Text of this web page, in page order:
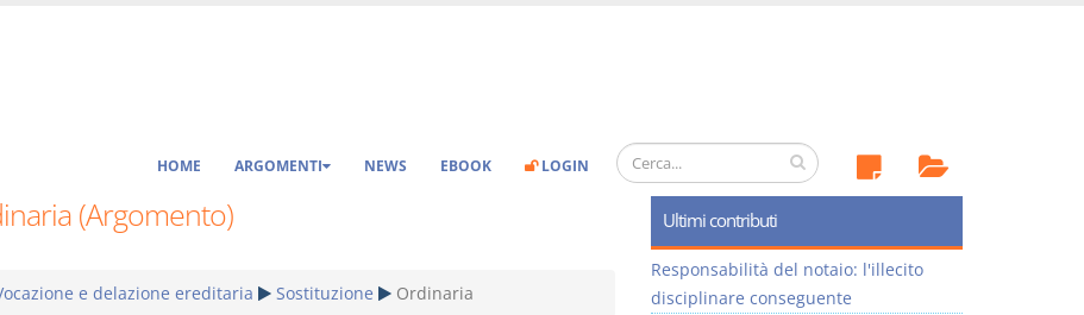
HOME ARGOMENTI NEWS EBOOK LOGIN
(Argomento)
e delazione ereditaria Sostituzione Ordinaria
Ultimi contributi
Responsabilità del notaio: l'illecito
disciplinare conseguente